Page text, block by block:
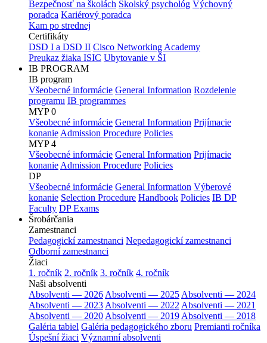
Bezpečnosť na školách Školský psychológ Výchovný
poradca Kariérový poradca
Kam po strednej
Certifikáty
DSD I a DSD II Cisco Networking Academy
Preukaz žiaka ISIC Ubytovanie v ŠI
IB PROGRAM
IB program
Všeobecné informácie General Information Rozdelenie
programu IB programmes
MYP 0
Všeobecné informácie General Information Prijímacie
konanie Admission Procedure Policies
MYP 4
Všeobecné informácie General Information Prijímacie
konanie Admission Procedure Policies
DP
Všeobecné informácie General Information Výberové
konanie Selection Procedure Handbook Policies IB DP
Faculty DP Exams
Šrobárčania
Zamestnanci
Pedagogickí zamestnanci Nepedagogickí zamestnanci
Odborní zamestnanci
Žiaci
1. ročník 2. ročník 3. ročník 4. ročník
Naši absolventi
Absolventi — 2026 Absolventi — 2025 Absolventi — 2024
Absolventi — 2023 Absolventi — 2022 Absolventi — 2021
Absolventi — 2020 Absolventi — 2019 Absolventi — 2018
Galéria tabiel Galéria pedagogického zboru Premianti ročníka
Úspešní žiaci Významní absolventi